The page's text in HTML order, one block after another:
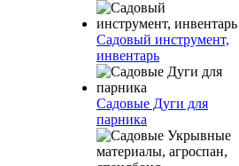
Садовый инструмент,
инвентарь
Садовые Дуги для
парника